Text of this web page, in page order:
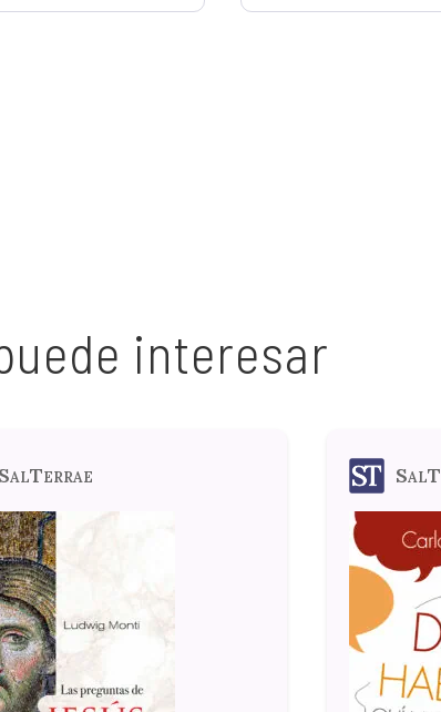
interesar
SalTerrae